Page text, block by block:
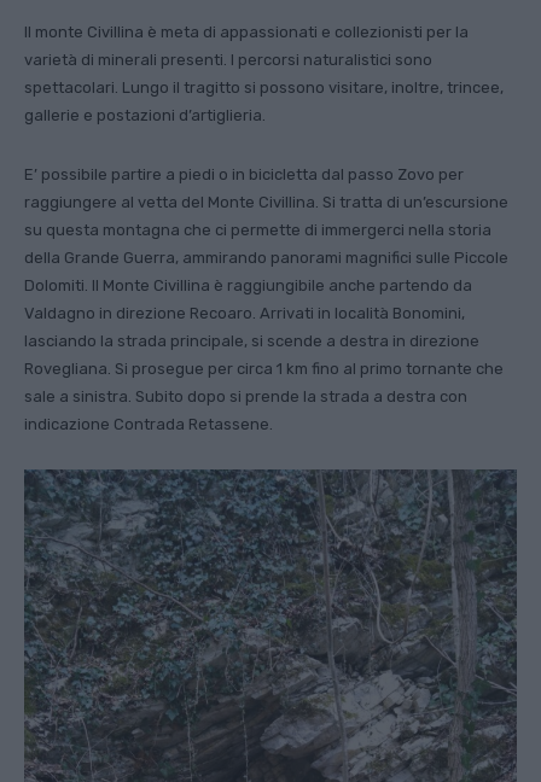
Il monte Civillina è meta di appassionati e collezionisti per la
varietà di minerali presenti. I percorsi naturalistici sono
spettacolari. Lungo il tragitto si possono visitare, inoltre, trincee,
gallerie e postazioni d’artiglieria.
E’ possibile partire a piedi o in bicicletta dal passo Zovo per
raggiungere al vetta del Monte Civillina. Si tratta di un’escursione
su questa montagna che ci permette di immergerci nella storia
della Grande Guerra, ammirando panorami magnifici sulle Piccole
Dolomiti. Il Monte Civillina è raggiungibile anche partendo da
Valdagno in direzione Recoaro. Arrivati in località Bonomini,
lasciando la strada principale, si scende a destra in direzione
Rovegliana. Si prosegue per circa 1 km fino al primo tornante che
sale a sinistra. Subito dopo si prende la strada a destra con
indicazione Contrada Retassene.